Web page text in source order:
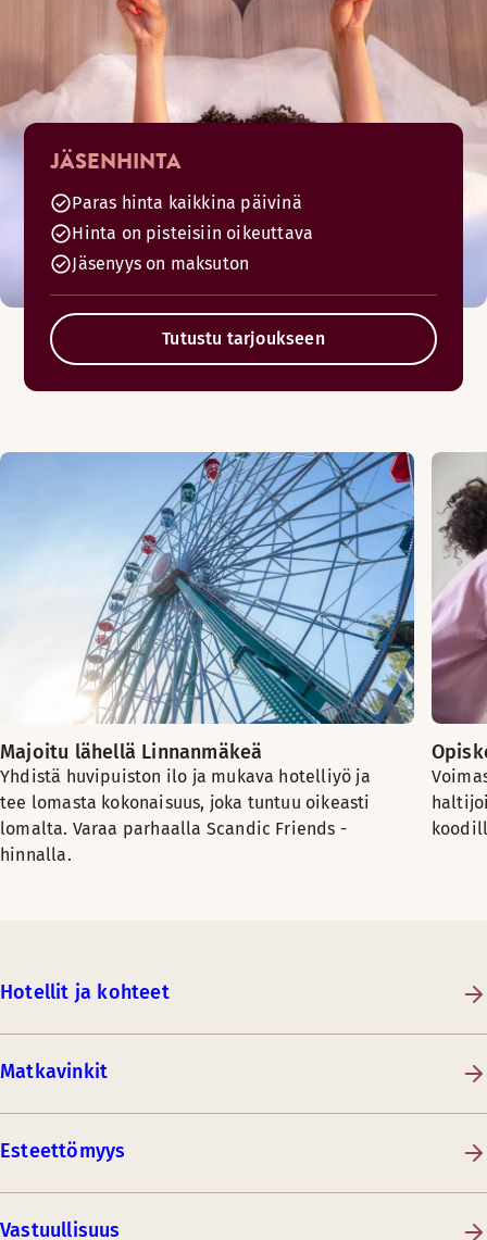
JÄSENHINTA
Paras hinta kaikkina päivinä
Hinta on pisteisiin oikeuttava
Jäsenyys on maksuton
Tutustu tarjoukseen
Majoitu lähellä Linnanmäkeä
Yhdistä huvipuiston ilo ja mukava hotelliyö ja
tee lomasta kokonaisuus, joka tuntuu oikeasti
lomalta. Varaa parhaalla Scandic Friends -
hinnalla.
Hotellit ja kohteet
Matkavinkit
Esteettömyys
Vastuullisuus